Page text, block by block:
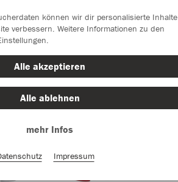
können wir dir personalisierte Inhalte
verbessern. Weitere Informationen zu den
Alle akzeptieren
Alle ablehnen
mehr Infos
Impressum